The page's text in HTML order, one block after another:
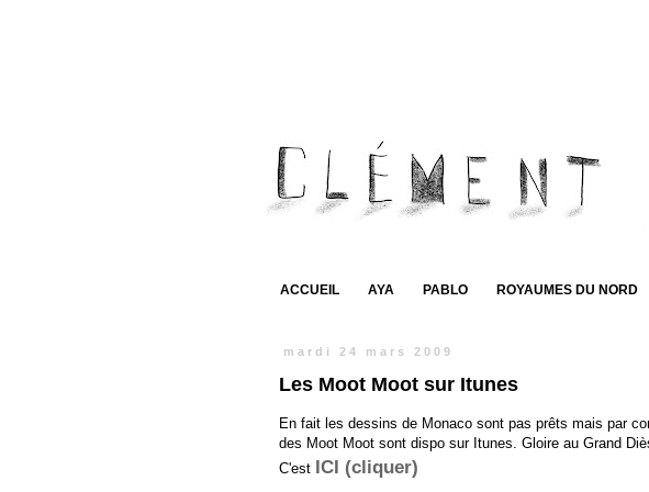
ACCUEIL AYA PABLO ROYAUMES DU NORD
mardi 24 mars 2009
Les Moot Moot sur Itunes
En fait les dessins de Monaco sont pas prêts mais par
des Moot Moot sont dispo sur Itunes. Gloire au Grand
C'est ICI (cliquer)